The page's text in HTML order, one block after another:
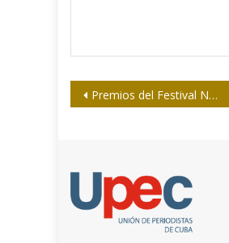
Navegación
Premios del Festival Nacional de Radio “Sonido para ver”